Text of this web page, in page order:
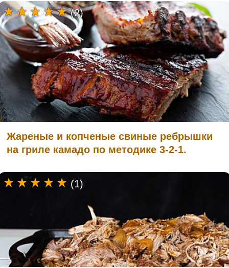
Жареные и копченые свиные ребрышки
на гриле камадо по методике 3-2-1.
(2)
(1)